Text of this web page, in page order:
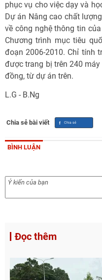
phục vụ cho việc dạy và
Dự án Nâng cao chất
về công nghệ thông tin
Chương trình mục tiêu
đoạn 2006-2010. Chỉ tính
được trang bị trên 240
đồng, từ dự án trên.
L.G - B.Ng
Chia sẻ bài viết
BÌNH LUẬN
Đọc thêm